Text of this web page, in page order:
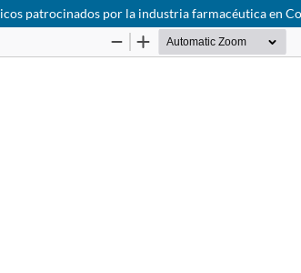
patrocinados por la industria farmacéutica en